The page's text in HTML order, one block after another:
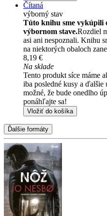
Čítaná
výborný stav
Túto knihu sme vykúpili
výbornom stave.Rozdiel
asi ani nespoznali. Knihu
na niektorých obaloch
8,19 €
Na sklade
Tento produkt síce máme
iba posledné kusy a ďalšie
možné, že bude onedlho
ponáhľajte sa!
Vložiť do košíka
Ďalšie formáty